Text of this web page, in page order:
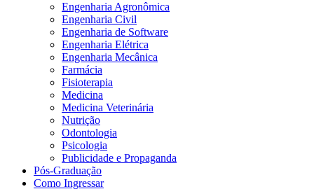
Engenharia Agronômica
Engenharia Civil
Engenharia de Software
Engenharia Elétrica
Engenharia Mecânica
Farmácia
Fisioterapia
Medicina
Medicina Veterinária
Nutrição
Odontologia
Psicologia
Publicidade e Propaganda
Pós-Graduação
Como Ingressar